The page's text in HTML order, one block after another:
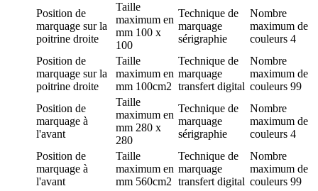
Position de
marquage sur la
poitrine droite
Taille
maximum en
mm 100 x
100
Technique de
marquage
sérigraphie
Nombre
maximum de
couleurs 4
Position de
marquage sur la
poitrine droite
Taille
maximum en
mm 100cm2
Technique de
marquage
transfert digital
Nombre
maximum de
couleurs 99
Position de
marquage à
l'avant
Taille
maximum en
mm 280 x
280
Technique de
marquage
sérigraphie
Nombre
maximum de
couleurs 4
Position de
marquage à
l'avant
Taille
maximum en
mm 560cm2
Technique de
marquage
transfert digital
Nombre
maximum de
couleurs 99